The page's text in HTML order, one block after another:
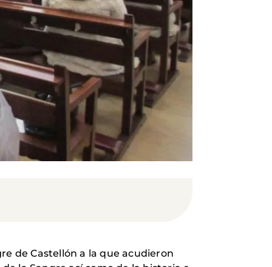
de Castellón a la que acudieron